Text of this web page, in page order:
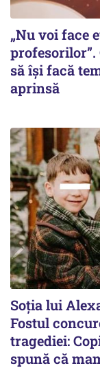
„Nu voi face
profesorilor”.
să își facă
aprinsă
Soția lui
Fostul
tragediei:
spună că